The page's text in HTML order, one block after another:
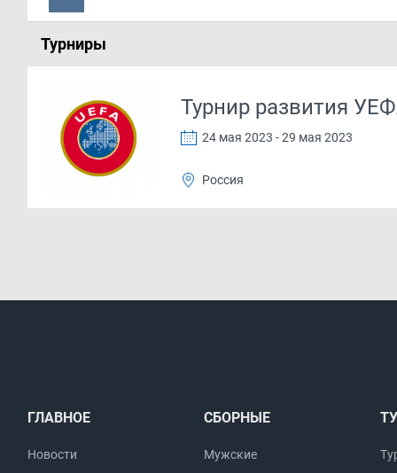
Турниры
Турнир развития
24 мая 2023 - 29 мая 2023
Россия
ГЛАВНОЕ
Новости
СБОРНЫЕ
Мужские